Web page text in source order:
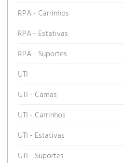
RPA - Carrinhos
RPA - Estativas
RPA - Suportes
UTI
UTI - Camas
UTI - Carrinhos
UTI - Estativas
UTI - Suportes